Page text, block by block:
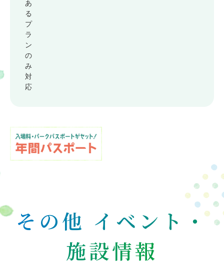
あ
る
プ
ラ
ン
の
み
対
応
その他 イベント・
施設情報